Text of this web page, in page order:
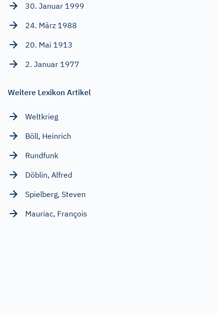
30. Januar 1999
24. März 1988
20. Mai 1913
2. Januar 1977
Weitere Lexikon Artikel
Weltkrieg
Böll, Heinrich
Rundfunk
Döblin, Alfred
Spielberg, Steven
Mauriac, François